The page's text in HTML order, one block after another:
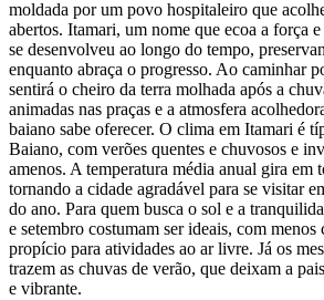
moldada por um povo hospitaleiro que
abertos. Itamari, um nome que ecoa a força e
se desenvolveu ao longo do tempo,
enquanto abraça o progresso. Ao caminhar
sentirá o cheiro da terra molhada após a
animadas nas praças e a atmosfera
baiano sabe oferecer. O clima em Itamari é
Baiano, com verões quentes e chuvosos e
amenos. A temperatura média anual gira em
tornando a cidade agradável para se visitar
do ano. Para quem busca o sol e a
e setembro costumam ser ideais, com
propício para atividades ao ar livre. Já os
trazem as chuvas de verão, que deixam a
e vibrante.